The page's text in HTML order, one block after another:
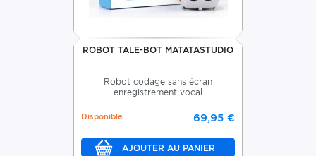
ROBOT TALE-BOT MATATASTUDIO
Robot codage sans écran
enregistrement vocal
69,95 €
Disponible